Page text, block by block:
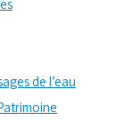
de l’eau